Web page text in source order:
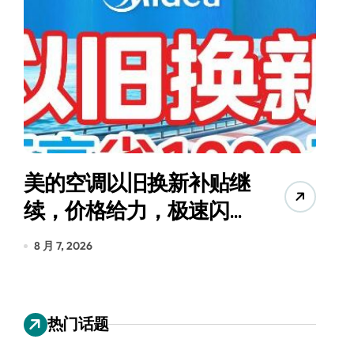
美的空调以旧换新补贴继
续，价格给力，极速闪
装！
8 月 7, 2026
热门话题